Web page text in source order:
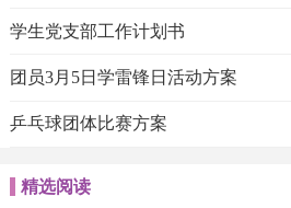
学生党支部工作计划书
团员3月5日学雷锋日活动方案
乒乓球团体比赛方案
精选阅读